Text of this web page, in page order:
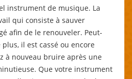
instrument de musique. La
qui consiste à sauver
afin de le renouveler. Peut-
il est cassé ou encore
à nouveau bruire après une
Que votre instrument